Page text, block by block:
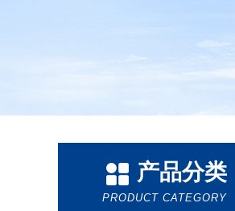
产品分类
PRODUCT CATEGORY